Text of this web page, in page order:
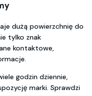
dużą powierzchnię do
tylko znak
kontaktowe,
godzin dziennie,
marki. Sprawdzi